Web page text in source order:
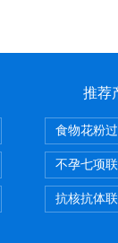
推荐
食物花粉
不孕七项
抗核抗体